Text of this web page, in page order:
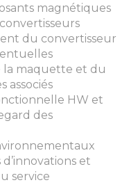
magnétiques
du convertisseur
la maquette et du
associés
HW et
des
et
service